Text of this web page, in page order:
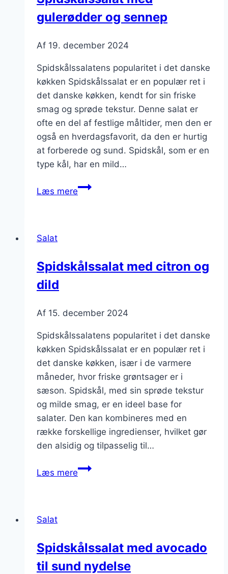
gulerødder og sennep
Af 19. december 2024
Spidskålssalatens popularitet i det danske
køkken Spidskålssalat er en populær ret i
det danske køkken, kendt for sin friske
smag og sprøde tekstur. Denne salat er
ofte en del af festlige måltider, men den er
også en hverdagsfavorit, da den er hurtig
at forberede og sund. Spidskål, som er en
type kål, har en mild…
Læs mereSpidskålssalat
Salat
Spidskålssalat med citron og
dild
Af 15. december 2024
Spidskålssalatens popularitet i det danske
køkken Spidskålssalat er en populær ret i
det danske køkken, især i de varmere
måneder, hvor friske grøntsager er i
sæson. Spidskål, med sin sprøde tekstur
og milde smag, er en ideel base for
salater. Den kan kombineres med en
række forskellige ingredienser, hvilket gør
den alsidig og tilpasselig til…
Læs mereSpidskålssalat
Salat
Spidskålssalat med avocado
til sund nydelse